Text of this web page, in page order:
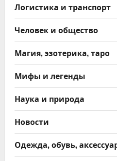
Логистика и транспорт
Человек и общество
Магия, эзотерика, таро
Мифы и легенды
Наука и природа
Новости
Одежда, обувь,